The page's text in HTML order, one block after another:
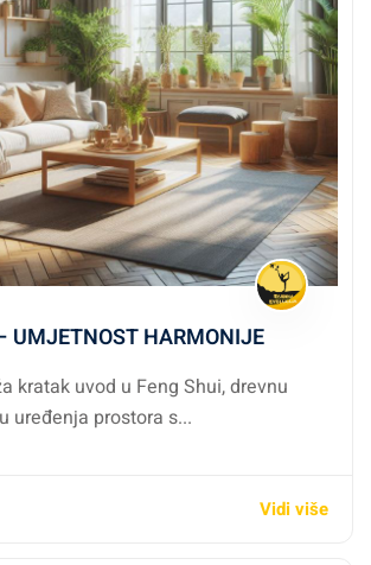
UMJETNOST HARMONIJE
kratak uvod u Feng Shui, drevnu
uređenja prostora s...
Vidi više